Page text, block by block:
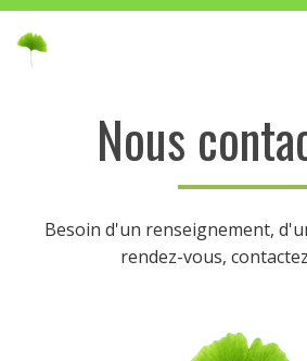
Nous
Besoin d'un renseignement,
rendez-vous,